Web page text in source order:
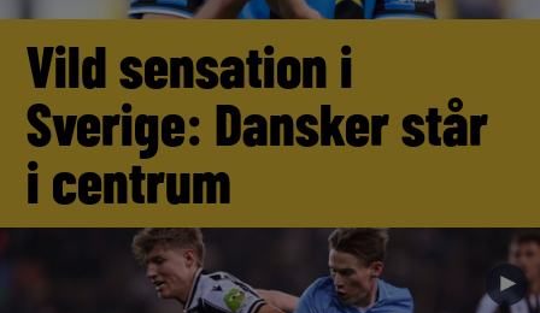
Vild sensation i
Sverige: Dansker står
i centrum
►